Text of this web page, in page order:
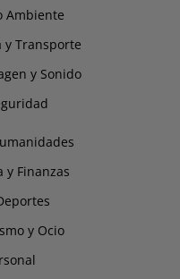
Ambiente
y Transporte
y Sonido
y Finanzas
y Ocio